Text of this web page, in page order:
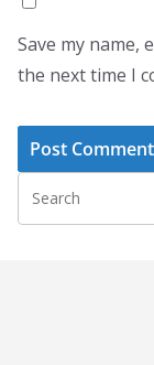
Save my name,
the next time I